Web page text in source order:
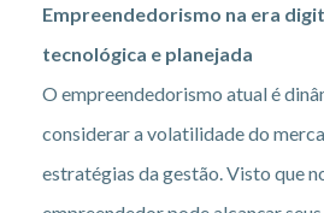
Empreendedorismo na era
tecnológica e planejada
O empreendedorismo atual é
considerar a volatilidade do
estratégias da gestão. Visto que